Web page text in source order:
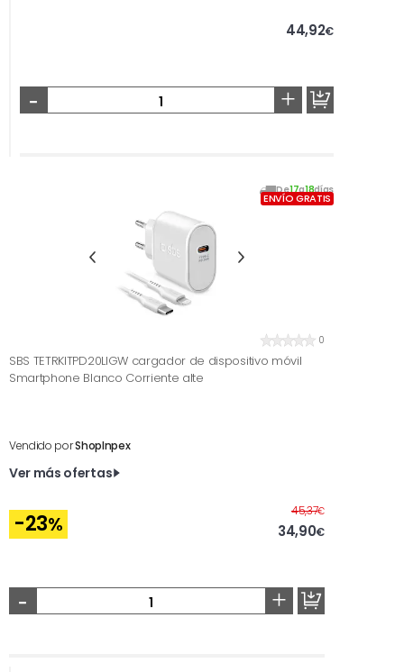
44,92€
- +
De17a18días
ENVÍO GRATIS
0
SBS TETRKITPD20LIGW cargador de dispositivo móvil
Smartphone Blanco Corriente alte
Vendido porShopInpex
Ver más ofertas
-23%
45,37€Antes
34,90€
- +